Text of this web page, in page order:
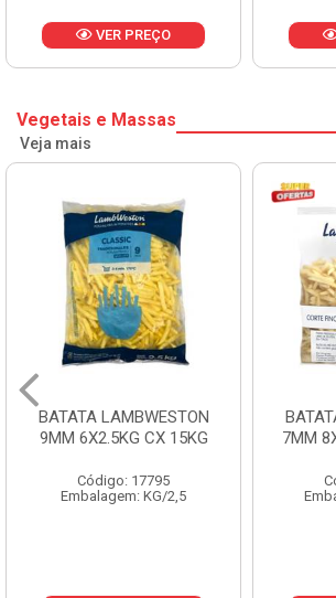
VER PREÇO
Vegetais e Massas
Veja mais
BATATA LAMBWESTON
9MM 6X2.5KG CX 15KG
Código: 17795
Embalagem: KG/2,5
7MM